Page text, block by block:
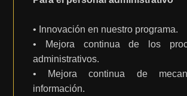
• Innovación en nuestro programa.
• Mejora continua de los
administrativos.
• Mejora continua de
información.